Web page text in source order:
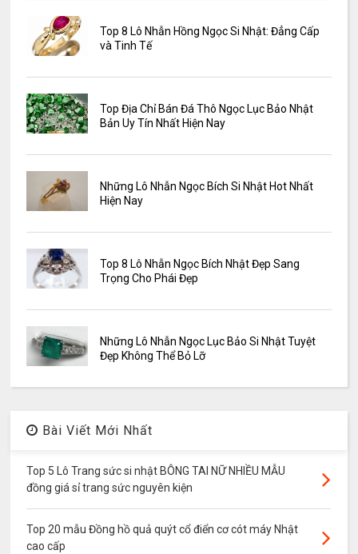
Top 8 Lô Nhẫn Hồng Ngọc Si Nhật: Đẳng Cấp
và Tinh Tế
Top Địa Chỉ Bán Đá Thô Ngọc Lục Bảo Nhật
Bản Uy Tín Nhất Hiện Nay
Những Lô Nhẫn Ngọc Bích Si Nhật Hot Nhất
Hiện Nay
Top 8 Lô Nhẫn Ngọc Bích Nhật Đẹp Sang
Trọng Cho Phái Đẹp
Những Lô Nhẫn Ngọc Lục Bảo Si Nhật Tuyệt
Đẹp Không Thể Bỏ Lỡ
Bài Viết Mới Nhất
Top 5 Lô Trang sức si nhật BÔNG TAI NỮ NHIỀU MẪU
đồng giá sỉ trang sức nguyên kiện
Top 20 mẫu Đồng hồ quả quýt cổ điển cơ cót máy Nhật
cao cấp